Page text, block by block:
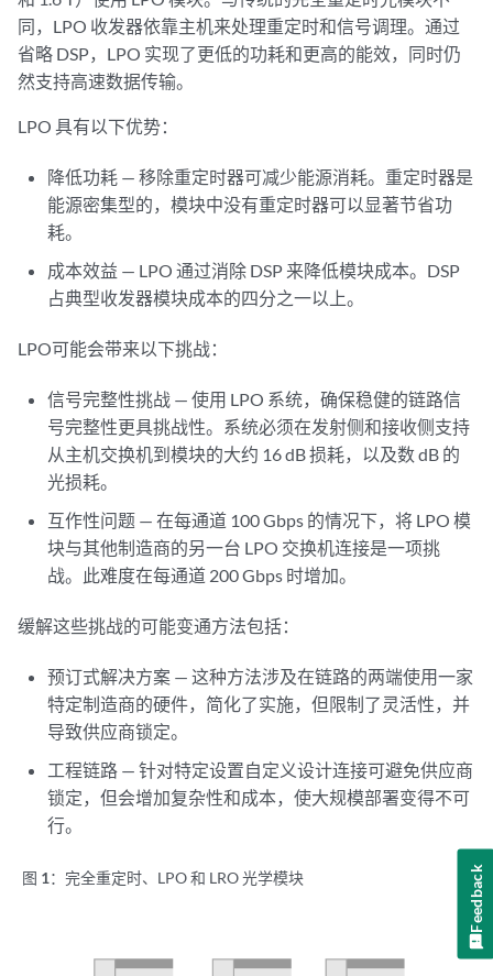
同，LPO 收发器依靠主机来处理重定时和信号调理。通过
省略 DSP，LPO 实现了更低的功耗和更高的能效，同时仍
然支持高速数据传输。
LPO 具有以下优势：
降低功耗 — 移除重定时器可减少能源消耗。重定时器是
能源密集型的，模块中没有重定时器可以显著节省功
耗。
成本效益 — LPO 通过消除 DSP 来降低模块成本。DSP
占典型收发器模块成本的四分之一以上。
LPO可能会带来以下挑战：
信号完整性挑战 — 使用 LPO 系统，确保稳健的链路信
号完整性更具挑战性。系统必须在发射侧和接收侧支持
从主机交换机到模块的大约 16 dB 损耗，以及数 dB 的
光损耗。
互作性问题 — 在每通道 100 Gbps 的情况下，将 LPO 模
块与其他制造商的另一台 LPO 交换机连接是一项挑
战。此难度在每通道 200 Gbps 时增加。
缓解这些挑战的可能变通方法包括：
预订式解决方案 — 这种方法涉及在链路的两端使用一家
特定制造商的硬件，简化了实施，但限制了灵活性，并
导致供应商锁定。
工程链路 — 针对特定设置自定义设计连接可避免供应商
锁定，但会增加复杂性和成本，使大规模部署变得不可
行。
图 1： 完全重定时、LPO 和 LRO 光学模块 Feedback